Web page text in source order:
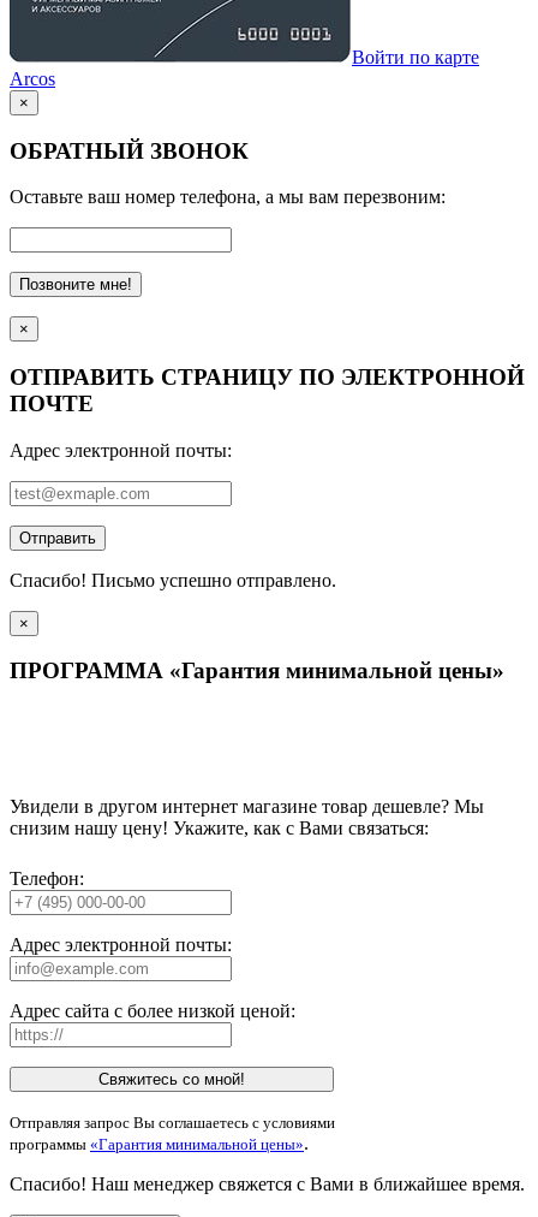
Войти по карте
Arcos
×
ОБРАТНЫЙ ЗВОНОК
Оставьте ваш номер телефона, а мы вам перезвоним:
Позвоните мне!
×
ОТПРАВИТЬ СТРАНИЦУ ПО ЭЛЕКТРОННОЙ
ПОЧТЕ
Адрес электронной почты:
Отправить
Спасибо! Письмо успешно отправлено.
×
ПРОГРАММА «Гарантия минимальной цены»
Увидели в другом интернет магазине товар дешевле? Мы
снизим нашу цену! Укажите, как с Вами связаться:
Телефон:
Адрес электронной почты:
Адрес сайта с более низкой ценой:
Свяжитесь со мной!
Отправляя запрос Вы соглашаетесь с условиями
программы «Гарантия минимальной цены».
Спасибо! Наш менеджер свяжется с Вами в ближайшее время.